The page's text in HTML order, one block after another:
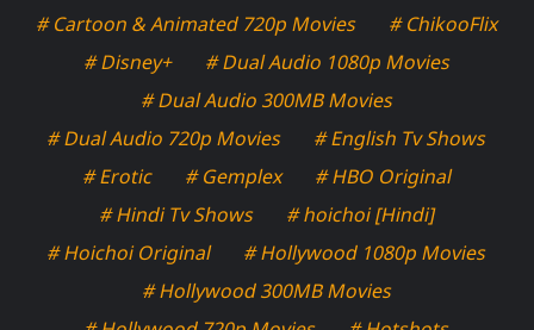
# Cartoon & Animated 720p Movies
# ChikooFlix
# Disney+
# Dual Audio 1080p Movies
# Dual Audio 300MB Movies
# Dual Audio 720p Movies
# English Tv Shows
# Erotic
# Gemplex
# HBO Original
# Hindi Tv Shows
# hoichoi [Hindi]
# Hoichoi Original
# Hollywood 1080p Movies
# Hollywood 300MB Movies